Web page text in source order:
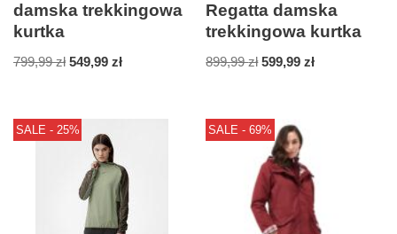
damska trekkingowa
kurtka
799,99zł 549,99 zł
Regatta damska
trekkingowa kurtka
899,99zł 599,99zł
SALE - 25% SALE - 69%